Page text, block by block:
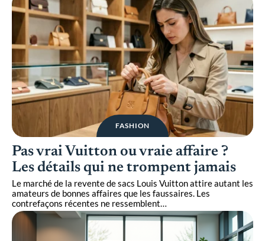
FASHION
Pas vrai Vuitton ou vraie affaire ?
Les détails qui ne trompent jamais
Le marché de la revente de sacs Louis Vuitton attire autant les
amateurs de bonnes affaires que les faussaires. Les
contrefaçons récentes ne ressemblent…